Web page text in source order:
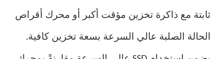
ثابتة مع ذاكرة تخزين مؤقت أكبر أو محرك أقراص
الحالة الصلبة عالي السرعة بسعة تخزين كافية.